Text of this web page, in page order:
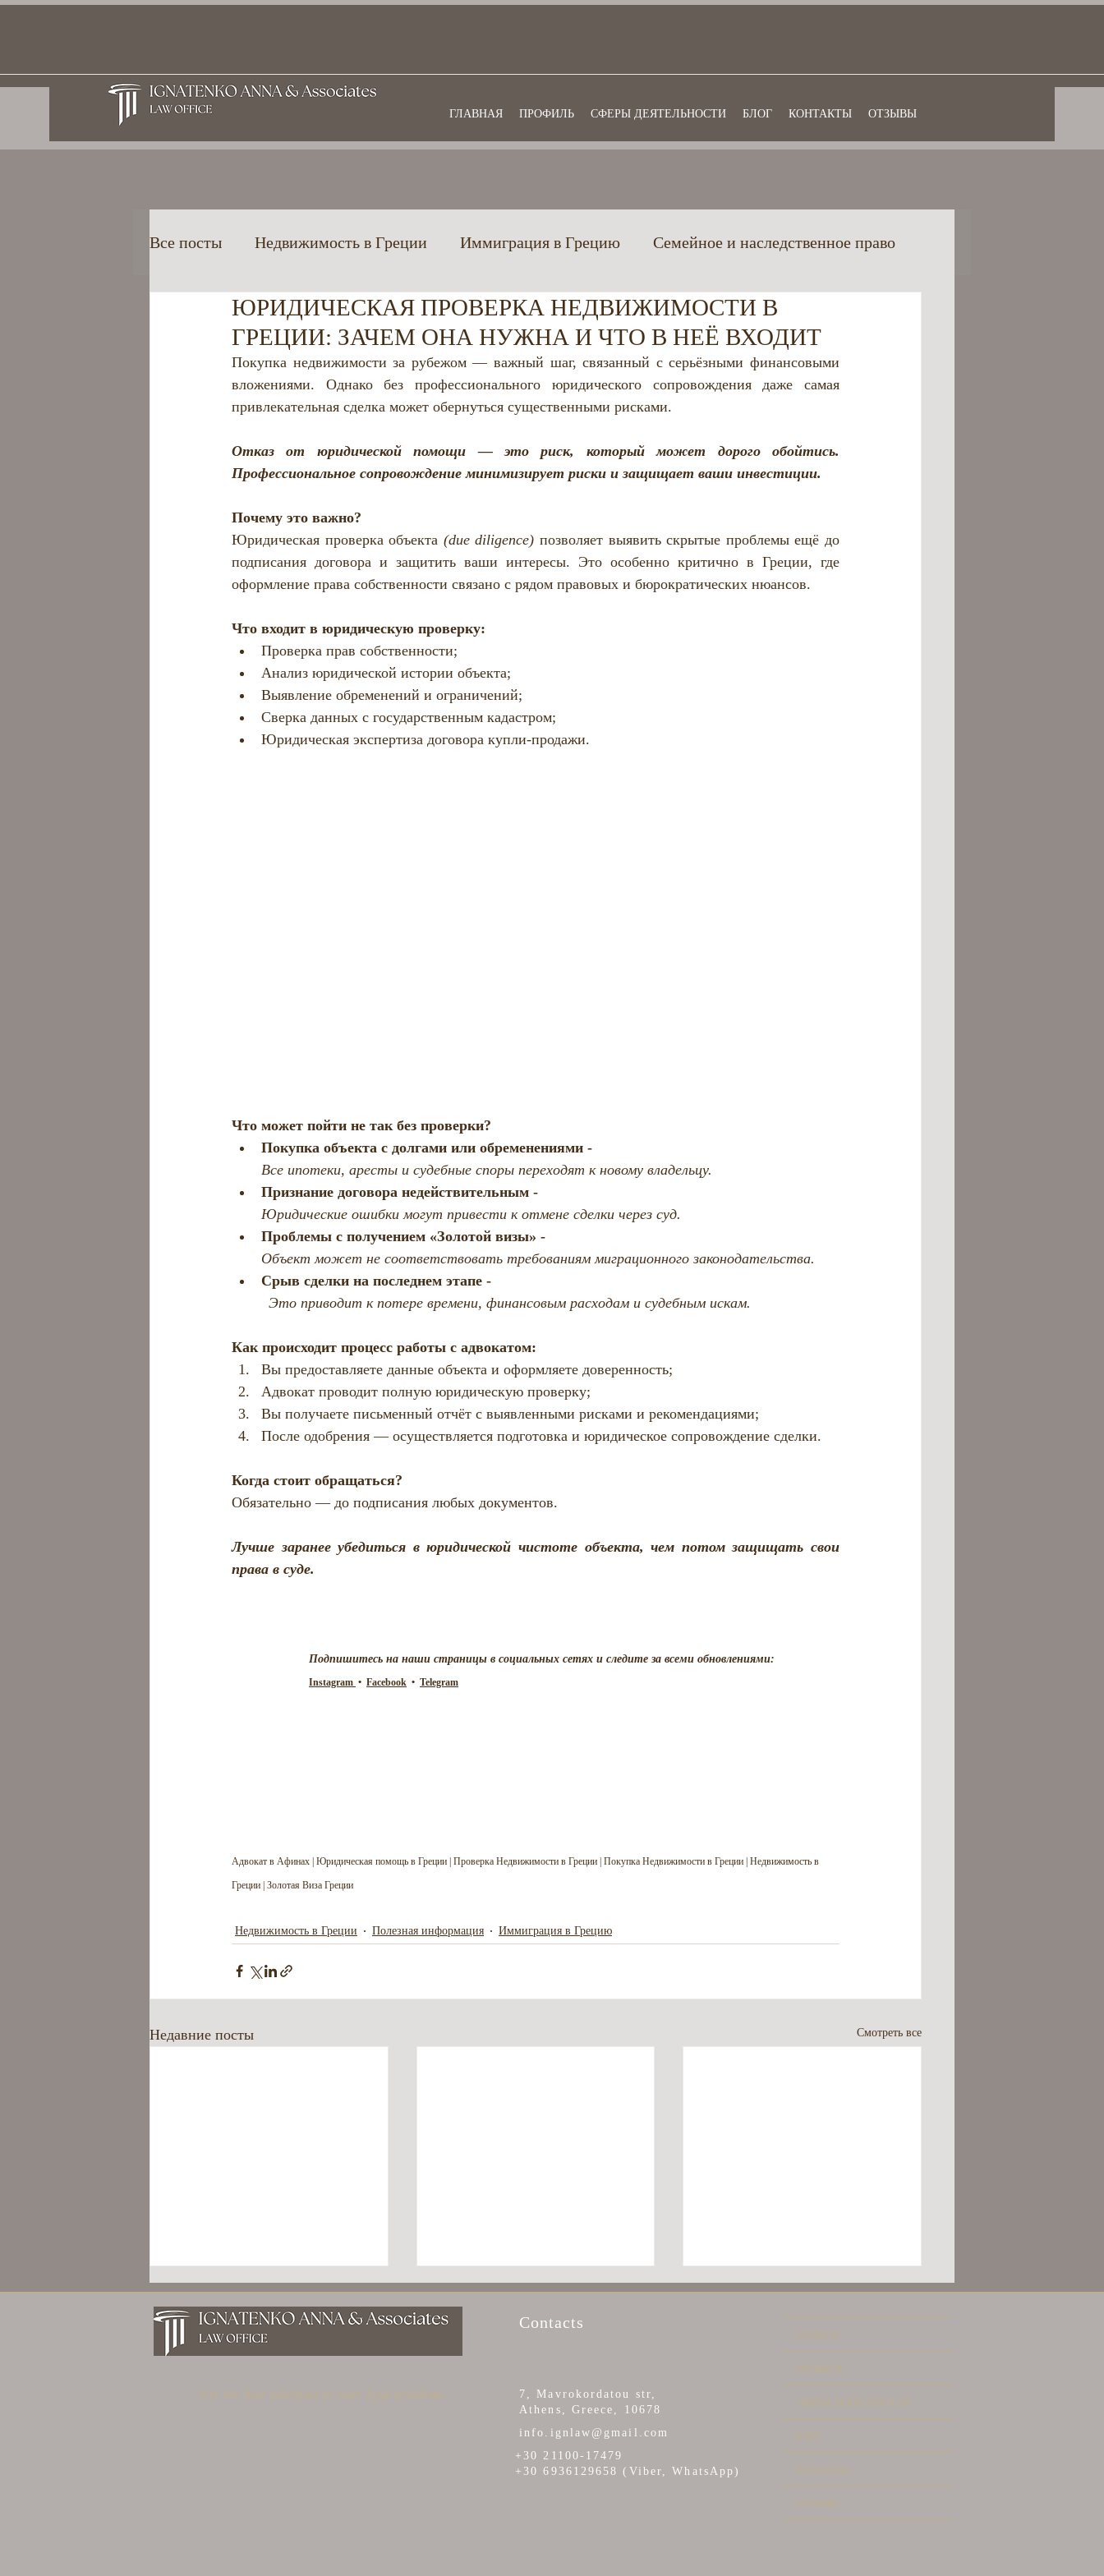
ГЛАВНАЯ ПРОФИЛЬ СФЕРЫ ДЕЯТЕЛЬНОСТИ БЛОГ КОНТАКТЫ ОТЗЫВЫ
Все посты Недвижимость в Греции Иммиграция в Грецию Семейное и наследственное право
Высшее образование в Греции Гражданство Греции Банковское и финансовое право
Коммерческое право Полезная информация
ЮРИДИЧЕСКАЯ ПРОВЕРКА НЕДВИЖИМОСТИ В
ГРЕЦИИ: ЗАЧЕМ ОНА НУЖНА И ЧТО В НЕЁ ВХОДИТ
Покупка недвижимости за рубежом — важный шаг, связанный с серьёзными финансовыми
вложениями. Однако без профессионального юридического сопровождения даже самая
привлекательная сделка может обернуться существенными рисками.
Отказ от юридической помощи — это риск, который может дорого обойтись.
Профессиональное сопровождение минимизирует риски и защищает ваши инвестиции.
Почему это важно?
Юридическая проверка объекта (due diligence) позволяет выявить скрытые проблемы ещё до
подписания договора и защитить ваши интересы. Это особенно критично в Греции, где
оформление права собственности связано с рядом правовых и бюрократических нюансов.
Что входит в юридическую проверку:
Проверка прав собственности;
Анализ юридической истории объекта;
Выявление обременений и ограничений;
Сверка данных с государственным кадастром;
Юридическая экспертиза договора купли-продажи.
Что может пойти не так без проверки?
Покупка объекта с долгами или обременениями -
Все ипотеки, аресты и судебные споры переходят к новому владельцу.
Признание договора недействительным -
Юридические ошибки могут привести к отмене сделки через суд.
Проблемы с получением «Золотой визы» -
Объект может не соответствовать требованиям миграционного законодательства.
Срыв сделки на последнем этапе -
         Это приводит к потере времени, финансовым расходам и судебным искам.
Как происходит процесс работы с адвокатом:
Вы предоставляете данные объекта и оформляете доверенность;
Адвокат проводит полную юридическую проверку;
Вы получаете письменный отчёт с выявленными рисками и рекомендациями;
После одобрения — осуществляется подготовка и юридическое сопровождение сделки.
Когда стоит обращаться?
Обязательно — до подписания любых документов.
Лучше заранее убедиться в юридической чистоте объекта, чем потом защищать свои
права в суде.
Подпишитесь на наши страницы в социальных сетях и следите за всеми обновлениями:
Instagram • Facebook • Telegram
Адвокат в Афинах | Юридическая помощь в Греции | Проверка Недвижимости в Греции | Покупка Недвижимости в Греции | Недвижимость в
Греции | Золотая Виза Греции
Недвижимость в Греции Полезная информация Иммиграция в Грецию
Недавние посты Смотреть все
ВИД НА ЖИТЕЛЬСТВО
(ВНЖ) В ГРЕЦИИ ДЛЯ
ФИНАНСОВО
НЕЗАВИСИМЫХ ЛИЦ
НЕДВИЖИМОСТИ В
ИНСТРУКЦИЯ
Get the best solutions to your legal problems
Contacts
7, Mavrokordatou str,
Athens, Greece, 10678
info.ignlaw@gmail.com
+30 21100-17479
+30 6936129658 (Viber, WhatsApp)
ГЛАВНАЯ
ПРОФИЛЬ
СФЕРЫ ДЕЯТЕЛЬНОСТИ
БЛОГ
КОНТАКТЫ
ОТЗЫВЫ